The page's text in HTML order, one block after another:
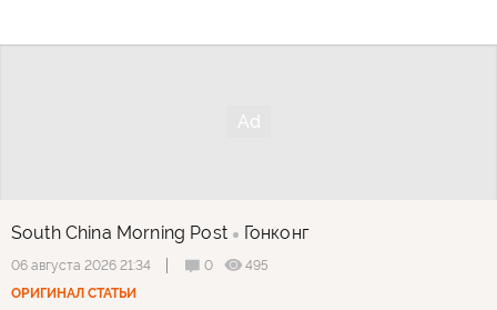
South China Morning Post Гонконг
06 августа 2026 21:34 0
495
ОРИГИНАЛ СТАТЬИ